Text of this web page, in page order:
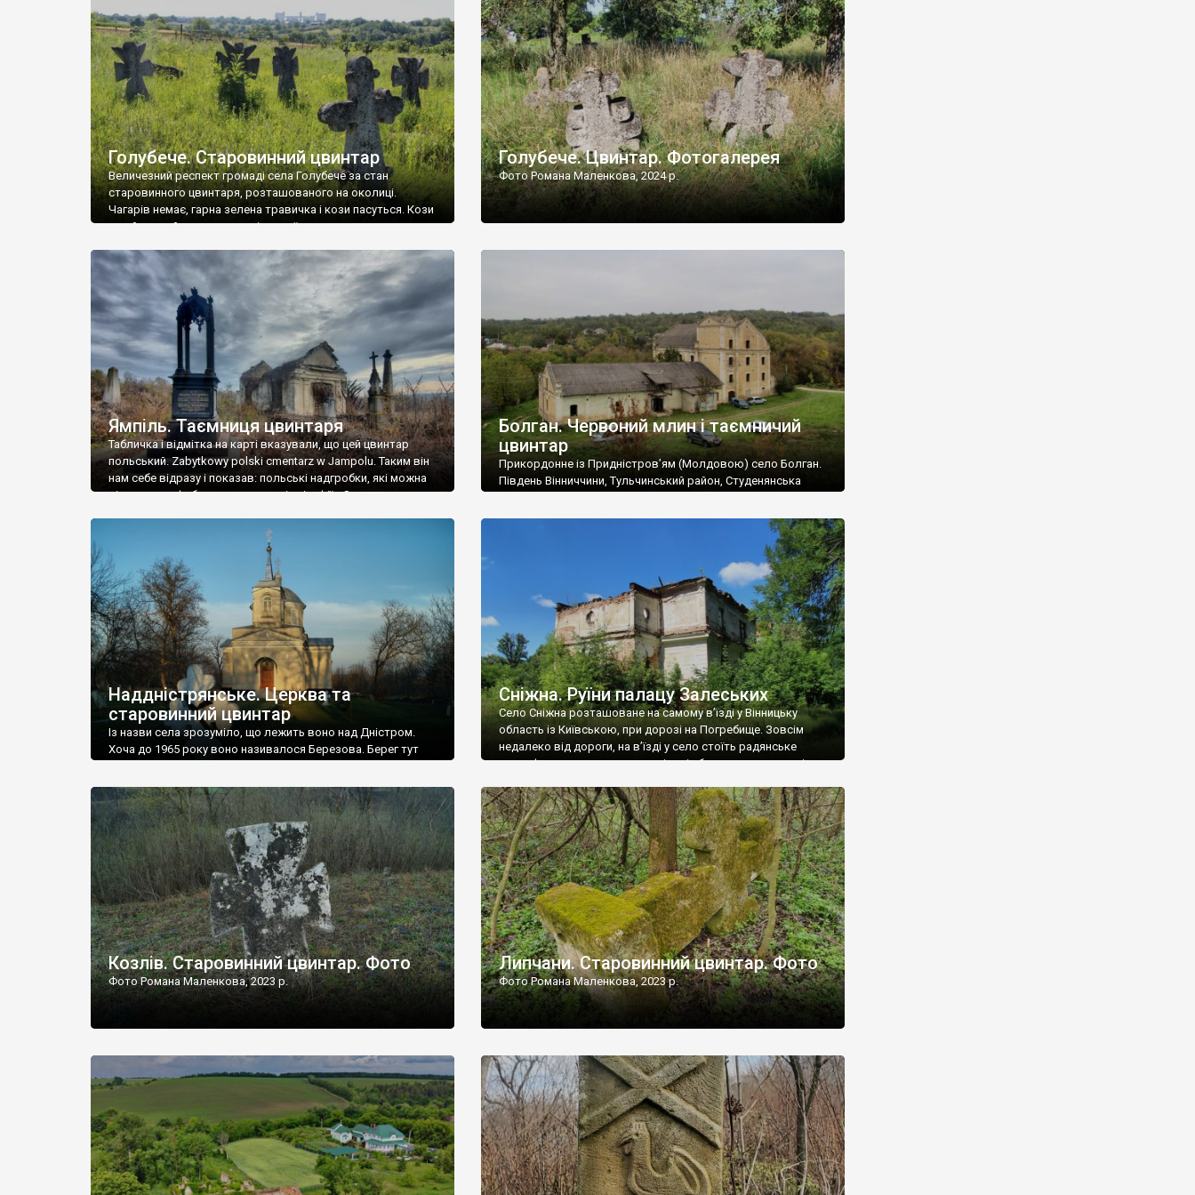
[…]
Голубече. Старовинний цвинтар
Величезний респект громаді села Голубече за стан
старовинного цвинтаря, розташованого на околиці.
Чагарів немає, гарна зелена травичка і кози пасуться. Кози
– найкращий регулятор шкідливої, для старих кладовищ,
бруньками, кози ті бруньки обгризають, бо то улюблений
делікатес. На цвинтарі у Голубечому ціла колекція
різноманітних форм хрестів. Село відносно невелике, […]
Голубече. Цвинтар. Фотогалерея
Фото Романа Маленкова, 2024 р.
Ямпіль. Таємниця цвинтаря
Табличка і відмітка на карті вказували, що цей цвинтар
польський. Zabytkowy polski cmentarz w Jampolu. Таким він
нам себе відразу і показав: польські надгробки, які можна
віднести до фабричних, польські епітафії… Загалом цвинтар
виявилося більше семи гектарів. Перше враження про
абсолютну звичайність польського цвинтаря виявилося
оманливим – […]
Болган. Червоний млин і таємничий
цвинтар
Прикордонне із Придністров’ям (Молдовою) село Болган.
Південь Вінниччини, Тульчинський район, Студенянська
старовинний цвинтар із кам’яними хрестами. Всі епітафії, які
збереглися, написані кирилицею, церковнослов’янською
мовою. За всіма традиційними ознаками – цвинтар
український. Хрести датуються 19 століттям. У 1924-1940
роках Болган […]
Наддністрянське. Церква та
старовинний цвинтар
Із назви села зрозуміло, що лежить воно над Дністром.
Хоча до 1965 року воно називалося Березова. Берег тут
Наддністрянське відрізняється від більшості навколишніх
сіл. У селі є мурована Михайлівська церква. Точної дати […]
Сніжна. Руїни палацу Залеських
Село Сніжна розташоване на самому в’їзді у Вінницьку
область із Київською, при дорозі на Погребище. Зовсім
недалеко від дороги, на в’їзді у село стоїть радянське
рельєфне пано, яке показує жінку і яблуню, а трохи далі,
дороги їх не видно, але видно дві стареньких колії у траві –
[…]
Козлів. Старовинний цвинтар. Фото
Фото Романа Маленкова, 2023 р.
Липчани. Старовинний цвинтар. Фото
Фото Романа Маленкова, 2023 р.